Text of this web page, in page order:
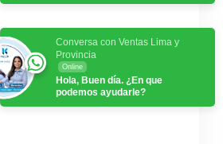
Conversa con Ventas Lima y
Provincia
Online
Hola, Buen día. ¿En que
podemos ayudarle?